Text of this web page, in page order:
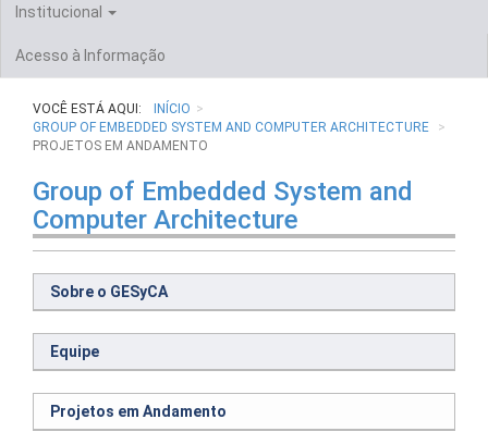
Institucional
Acesso à Informação
VOCÊ ESTÁ AQUI:
INÍCIO
GROUP OF EMBEDDED SYSTEM AND COMPUTER ARCHITECTURE
PROJETOS EM ANDAMENTO
Group of Embedded System and
Computer Architecture
Sobre o GESyCA
Equipe
Projetos em Andamento